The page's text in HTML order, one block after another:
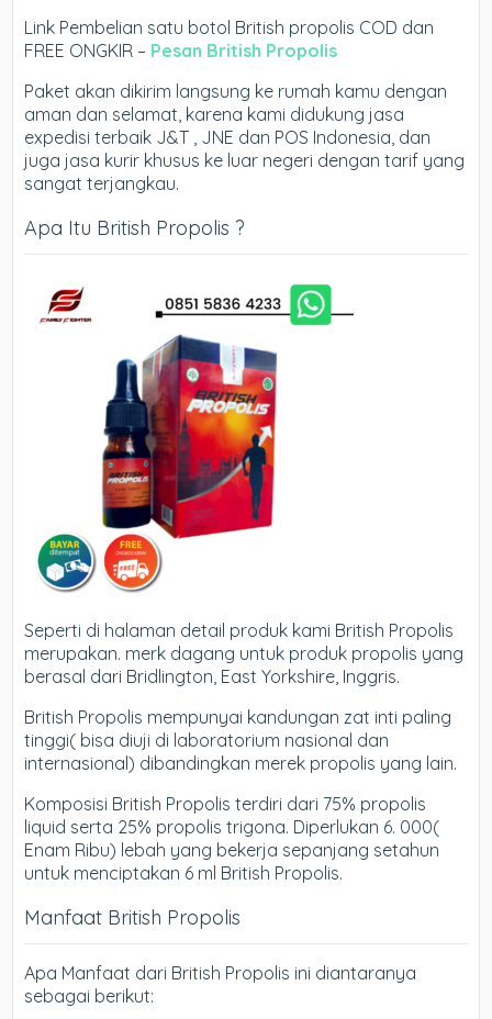
Link Pembelian satu botol British propolis COD dan
FREE ONGKIR – Pesan British Propolis
Paket akan dikirim langsung ke rumah kamu dengan
aman dan selamat, karena kami didukung jasa
expedisi terbaik J&T , JNE dan POS Indonesia, dan
juga jasa kurir khusus ke luar negeri dengan tarif yang
sangat terjangkau.
Apa Itu British Propolis ?
Seperti di halaman detail produk kami British Propolis
merupakan. merk dagang untuk produk propolis yang
berasal dari Bridlington, East Yorkshire, Inggris.
British Propolis mempunyai kandungan zat inti paling
tinggi( bisa diuji di laboratorium nasional dan
internasional) dibandingkan merek propolis yang lain.
Komposisi British Propolis terdiri dari 75% propolis
liquid serta 25% propolis trigona. Diperlukan 6. 000(
Enam Ribu) lebah yang bekerja sepanjang setahun
untuk menciptakan 6 ml British Propolis.
Manfaat British Propolis
Apa Manfaat dari British Propolis ini diantaranya
sebagai berikut: